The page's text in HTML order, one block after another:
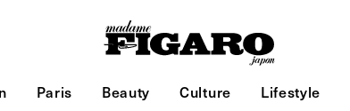
Paris Beauty Culture Lifestyle